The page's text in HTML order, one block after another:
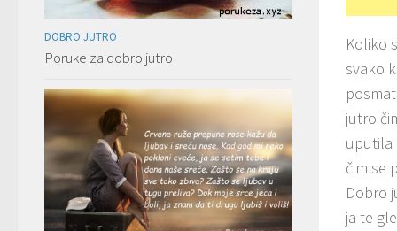
Koliko
svako
jutro
uputila
čim se
Dobro
ja te
DOBRO JUTRO
Poruke za dobro jutro